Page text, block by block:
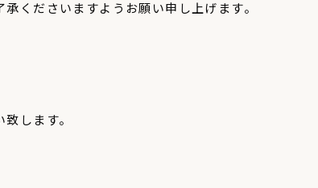
くださいますようお願い申し上げます。
します。